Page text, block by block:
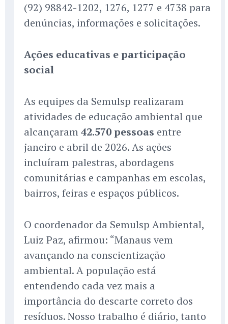
(92) 98842-1202, 1276, 1277 e 4738 para
denúncias, informações e solicitações.
Ações educativas e participação
social
As equipes da Semulsp realizaram
atividades de educação ambiental que
alcançaram42.570 pessoas entre
janeiro e abril de 2026. As ações
incluíram palestras, abordagens
comunitárias e campanhas em escolas,
bairros, feiras e espaços públicos.
O coordenador da Semulsp Ambiental,
Luiz Paz, afirmou: “Manaus vem
avançando na conscientização
ambiental. A população está
entendendo cada vez mais a
importância do descarte correto dos
resíduos. Nosso trabalho é diário, tanto